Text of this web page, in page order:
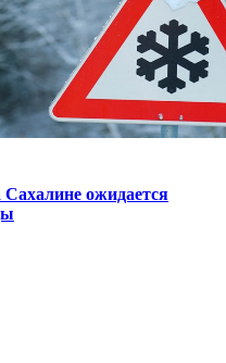
ожидается